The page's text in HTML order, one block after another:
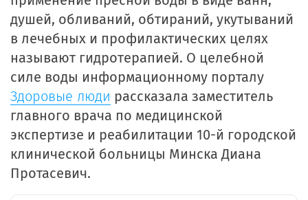
душей, обливаний, обтираний, укутываний
в лечебных и профилактических целях
называют гидротерапией. О целебной
силе воды информационному порталу
Здоровые люди рассказала заместитель
главного врача по медицинской
экспертизе и реабилитации 10-й городской
клинической больницы Минска Диана
Протасевич.